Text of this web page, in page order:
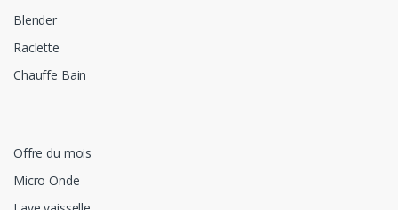
Blender
Raclette
Chauffe Bain
Offre du mois
Micro Onde